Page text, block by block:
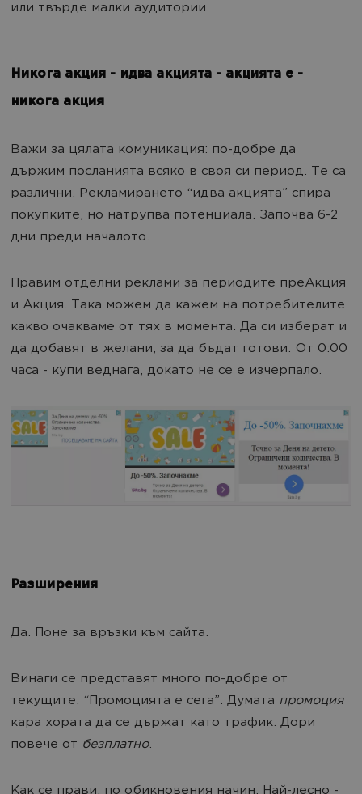
или твърде малки аудитории.
Никога акция - идва акцията - акцията е -
никога акция
Важи за цялата комуникация: по-добре да
държим посланията всяко в своя си период. Те са
различни. Рекламирането “идва акцията” спира
покупките, но натрупва потенциала. Започва 6-2
дни преди началото.
Правим отделни реклами за периодите преАкция
и Акция. Така можем да кажем на потребителите
какво очакваме от тях в момента. Да си изберат и
да добавят в желани, за да бъдат готови. От 0:00
часа - купи веднага, докато не се е изчерпало.
Разширения
Да. Поне за връзки към сайта.
Винаги се представят много по-добре от
текущите. “Промоцията е сега”. Думата промоция
кара хората да се държат като трафик. Дори
повече от безплатно.
Как се прави: по обикновения начин. Най-лесно -